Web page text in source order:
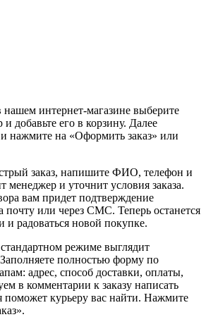
нашем интернет-магазине выберите
добавьте его в корзину. Далее
нажмите на «Оформить заказ» или
заказ, напишите ФИО, телефон и
менеджер и уточнит условия заказа.
вам придет подтверждение
почту или через СМС. Теперь останется
и радоваться новой покупке.
режиме выглядит
полностью форму по
адрес, способ доставки, оплаты,
в комментарии к заказу написать
курьеру вас найти. Нажмите